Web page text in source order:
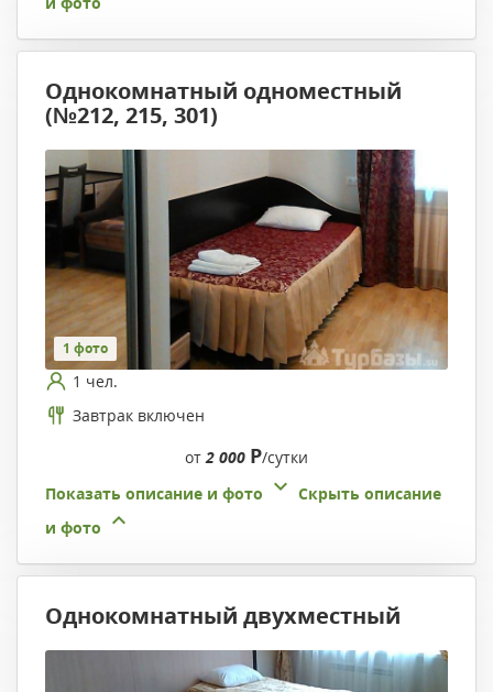
Однокомнатный одноместный
(№212, 215, 301)
1 фото
1 чел.
Завтрак включен
от2 000 Р/сутки
Показать описание и фото
Скрыть описание
и фото
Однокомнатный двухместный